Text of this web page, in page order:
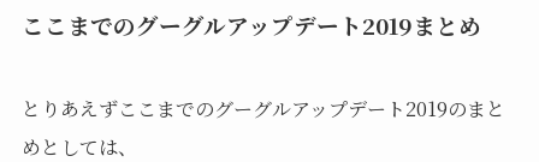
ここまでのグーグルアップデート2019まとめ
とりあえずここまでのグーグルアップデート2019のまと
めとしては、